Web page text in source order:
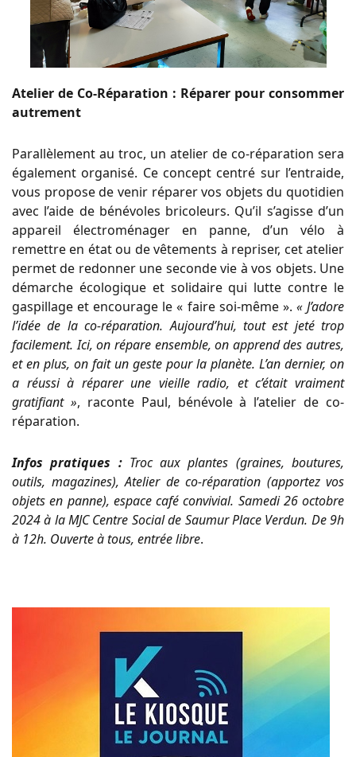
Atelier de Co-Réparation : Réparer pour consommer
autrement
Parallèlement au troc, un atelier de co-réparation sera
également organisé. Ce concept centré sur l’entraide,
vous propose de venir réparer vos objets du quotidien
avec l’aide de bénévoles bricoleurs. Qu’il s’agisse d’un
appareil électroménager en panne, d’un vélo à
remettre en état ou de vêtements à repriser, cet atelier
permet de redonner une seconde vie à vos objets. Une
démarche écologique et solidaire qui lutte contre le
gaspillage et encourage le « faire soi-même ». « J’adore
l’idée de la co-réparation. Aujourd’hui, tout est jeté trop
facilement. Ici, on répare ensemble, on apprend des autres,
et en plus, on fait un geste pour la planète. L’an dernier, on
a réussi à réparer une vieille radio, et c’était vraiment
gratifiant », raconte Paul, bénévole à l’atelier de co-
réparation.
Infos pratiques : Troc aux plantes (graines, boutures,
outils, magazines), Atelier de co-réparation (apportez vos
objets en panne), espace café convivial. Samedi 26 octobre
2024 à la MJC Centre Social de Saumur Place Verdun. De 9h
à 12h. Ouverte à tous, entrée libre.